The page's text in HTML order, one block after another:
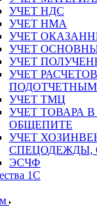
УЧЕТ НДС
УЧЕТ НМА
УЧЕТ
УЧЕТ
УЧЕТ
УЧЕТ
УЧЕТ ТМЦ
УЧЕТ ТОВАРА
ОБЩЕПИТЕ
УЧЕТ
СПЕЦОДЕЖДЫ,
ЭСЧФ
1С